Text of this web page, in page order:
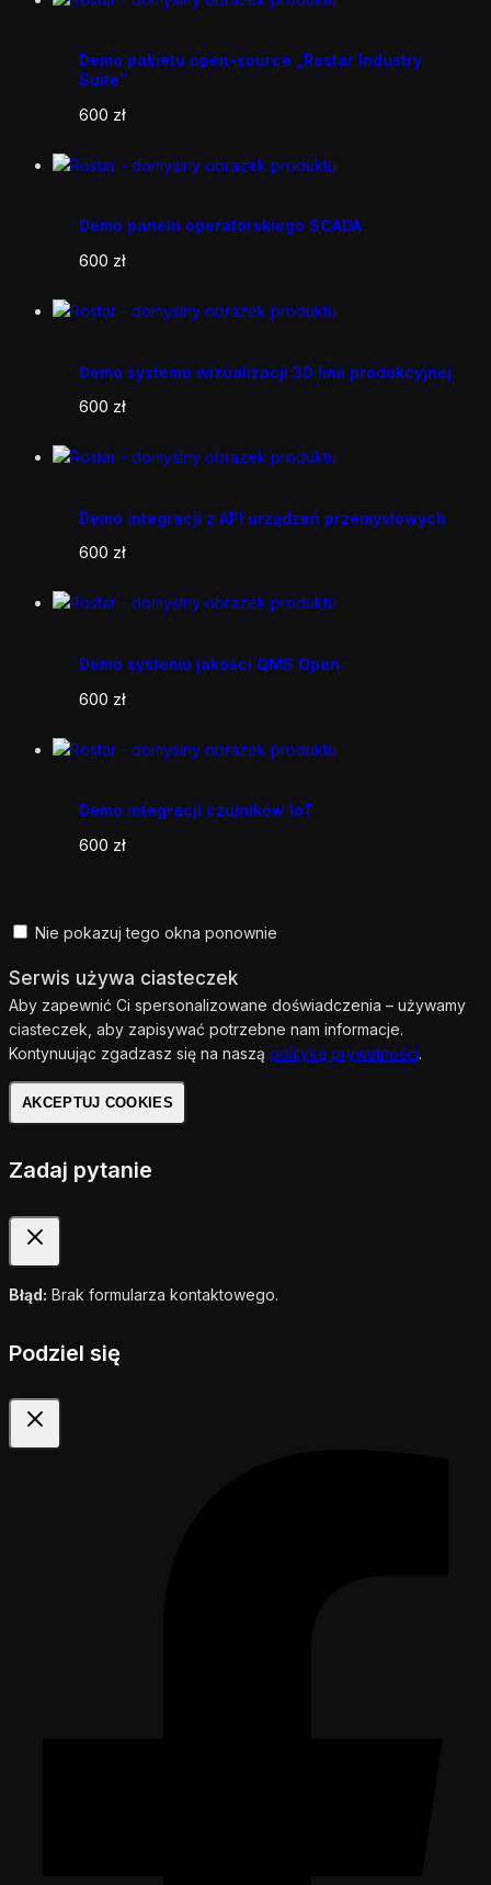
Demo pakietu open-source „Rostar Industry
Suite”
600 zł
Demo panelu operatorskiego SCADA
600 zł
Demo systemu wizualizacji 3D linii produkcyjnej
600 zł
Demo integracji z API urządzeń przemysłowych
600 zł
Demo systemu jakości QMS Open
600 zł
Demo integracji czujników IoT
600 zł
Nie pokazuj tego okna ponownie
Serwis używa ciasteczek
Aby zapewnić Ci spersonalizowane doświadczenia – używamy
ciasteczek, aby zapisywać potrzebne nam informacje.
Kontynuując zgadzasz się na naszą politykę prywatności.
AKCEPTUJ COOKIES
Zadaj pytanie
Błąd: Brak formularza kontaktowego.
Podziel się